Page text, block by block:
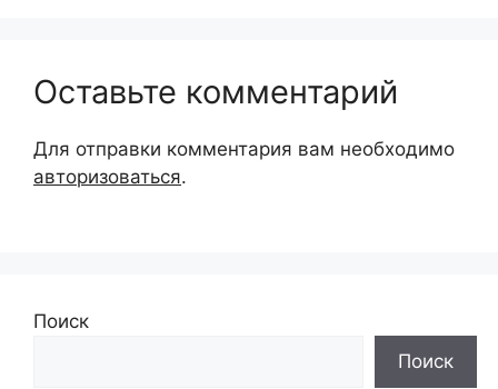
Оставьте комментарий
Для отправки комментария вам необходимо
авторизоваться.
Поиск
Поиск